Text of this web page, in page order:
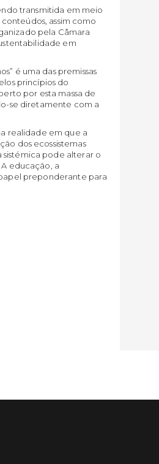
transmitida em meio
assim como
pela Câmara
em
é uma das premissas
princípios do
por esta massa de
se diretamente com a
realidade em que a
dos ecossistemas
pode alterar o
educação, a
preponderante para